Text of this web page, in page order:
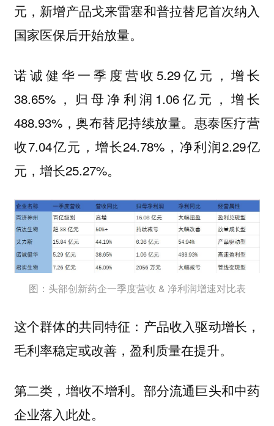
元，新增产品戈来雷塞和普拉替尼首次纳入
国家医保后开始放量。
诺诚健华一季度营收5.29亿元，增长
38.65%，归母净利润1.06亿元，增长
488.93%，奥布替尼持续放量。惠泰医疗营
收7.04亿元，增长24.78%，净利润2.29亿
元，增长25.27%。
图：头部创新药企一季度营收 & 净利润增速对比表
这个群体的共同特征：产品收入驱动增长，
毛利率稳定或改善，盈利质量在提升。
第二类，增收不增利。部分流通巨头和中药
企业落入此处。